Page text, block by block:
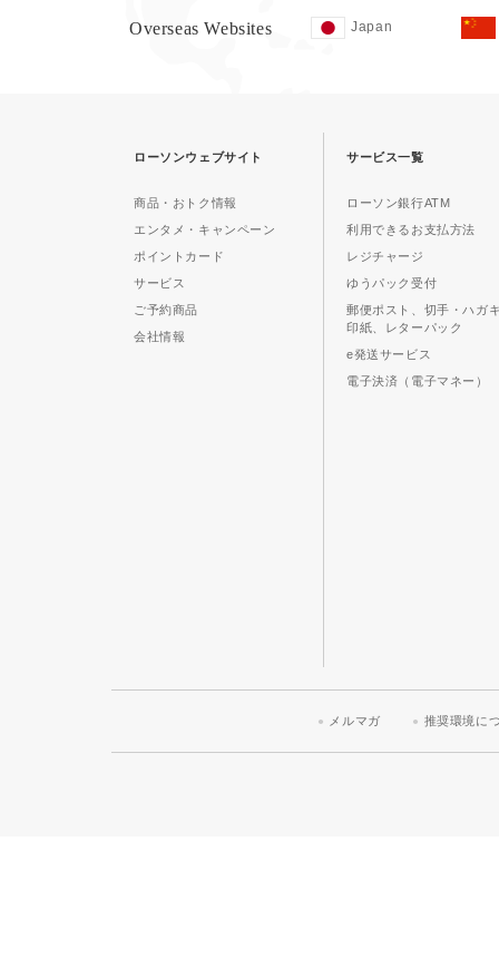
Overseas Websites Japan
ローソンウェブサイト
商品・おトク情報
エンタメ・キャンペーン
ポイントカード
サービス
ご予約商品
会社情報
サービス一覧
ローソン銀行ATM
利用できるお支払方法
レジチャージ
ゆうパック受付
郵便ポスト、切手・ハガ
印紙、レターパック
e発送サービス
電子決済（電子マネー）
メルマガ 推奨環境に